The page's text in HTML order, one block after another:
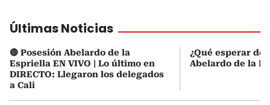
Últimas Noticias
🔴 Posesión Abelardo de la
Espriella EN VIVO | Lo último en
DIRECTO: Llegaron los delegados
a Cali
¿Qué esperar de
Abelardo de la